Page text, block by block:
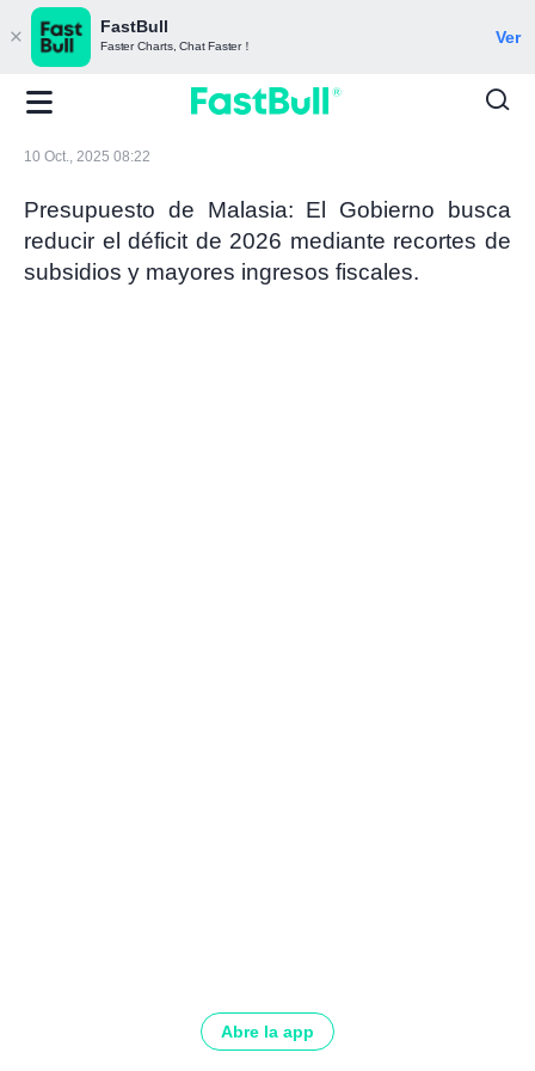
FastBull
Faster Charts, Chat Faster！ Ver
10 Oct., 2025 08:22
Presupuesto de Malasia: El Gobierno busca
reducir el déficit de 2026 mediante recortes de
subsidios y mayores ingresos fiscales.
Abre la app